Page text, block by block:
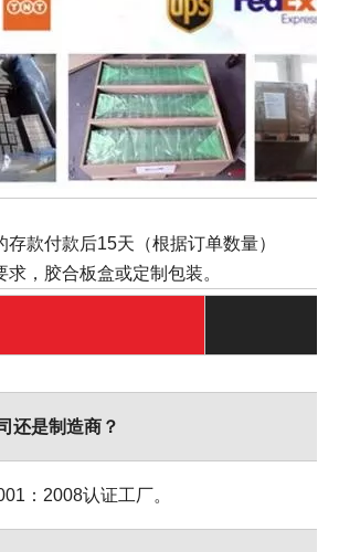
款付款后15天（根据订单数量）
，胶合板盒或定制包装。
还是制造商？
：2008认证工厂。